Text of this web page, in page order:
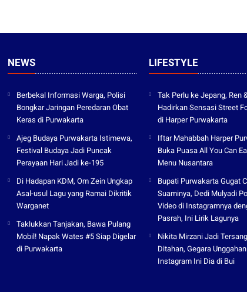
NEWS
Berbekal Informasi Warga, Polisi
Bongkar Jaringan Peredaran Obat
Keras di Purwakarta
Ajeg Budaya Purwakarta Istimewa,
Festival Budaya Jadi Puncak
Perayaan Hari Jadi ke-195
Di Hadapan KDM, Om Zein Ungkap
Asal-usul Lagu yang Ramai Dikritik
Warganet
Taklukkan Tanjakan, Bawa Pulang
Mobil! Napak Wates #5 Siap Digelar
di Purwakarta
LIFESTYLE
Tak Perlu ke Jepang, Ren
Hadirkan Sensasi Street
di Harper Purwakarta
Iftar Mahabbah Harper
Buka Puasa All You Can
Menu Nusantara
Bupati Purwakarta Gugat
Suaminya, Dedi Mulyadi
Video di Instagramnya
Pasrah, Ini Lirik Lagunya
Nikita Mirzani Jadi
Ditahan, Gegara Unggahan
Instagram Ini Dia di Bui